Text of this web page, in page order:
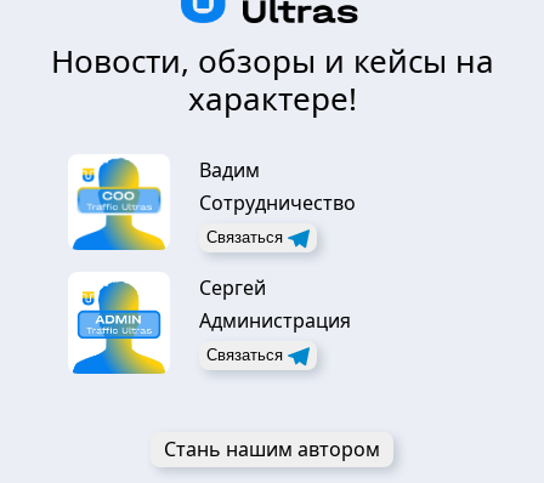
Новости, обзоры и кейсы на
характере!
Вадим
Сотрудничество
Связаться
Сергей
Администрация
Связаться
Стань нашим автором